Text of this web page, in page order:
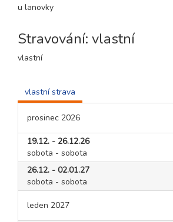
u lanovky
Stravování: vlastní
vlastní
vlastní strava
prosinec 2026
19.12. - 26.12.26
sobota - sobota
26.12. - 02.01.27
sobota - sobota
leden 2027